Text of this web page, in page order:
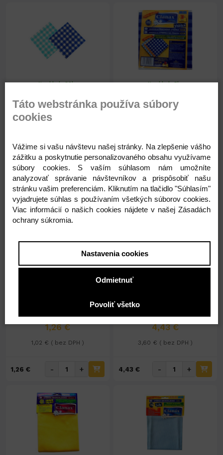
Na sklade 20ks
35x35cm 125g
0,32 € ( bez DPH )
0,39 € +
Na sklade 5ks
sada 3ks
1,11 € ( bez DPH )
1,37 € - +
1,26 €
1,02 € ( bez DPH )
1,26 € - +
Švédska utierka Sonic
4,43 €
3,60 € ( bez DPH )
4,43 € - +
Táto webstránka používa súbory
cookies
Vážime si vašu návštevu našej stránky. Na zlepšenie vášho
zážitku a poskytnutie personalizovaného obsahu využívame
súbory cookies. S vaším súhlasom nám umožníte
analyzovať správanie návštevníkov a prispôsobiť našu
stránku vašim preferenciám. Kliknutím na tlačidlo "Súhlasím"
vyjadrujete súhlas s používaním všetkých súborov cookies.
Viac informácií o našich cookies nájdete v našej Zásadách
ochrany súkromia.
Nastavenia cookies
Odmietnuť
Povoliť všetko